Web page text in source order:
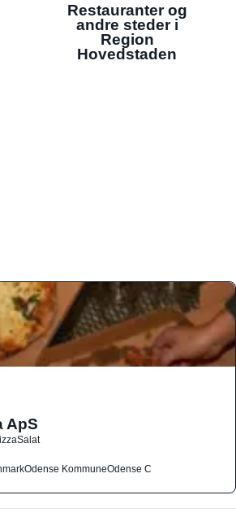
Restauranter og
andre steder i
Region
Hovedstaden
ApS
Salat
Odense KommuneOdense C